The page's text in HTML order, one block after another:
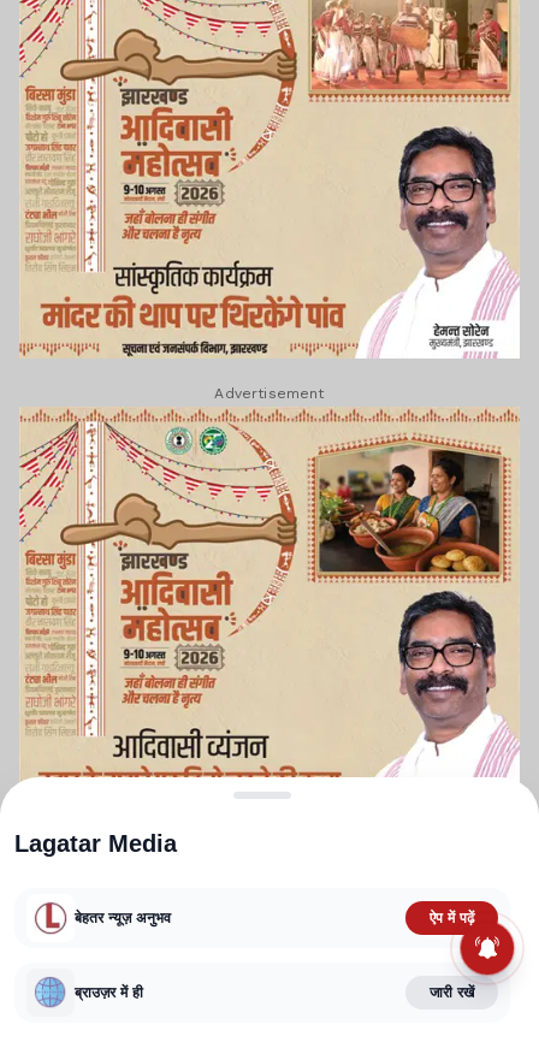
Advertisement
TERMS AND CONDITIONS
CORRECTIONS POLICY
FACT CHECKING POLICY
Lagatar Media
बेहतर न्यूज़ अनुभव ऐप में पढ़ें
ब्राउज़र में ही जारी रखें